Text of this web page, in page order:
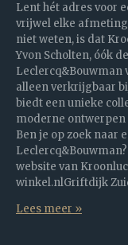
Lent hét adres voor
vrijwel elke afmeting
niet weten, is dat
Yvon Scholten, óók
Leclercq&Bouwman
alleen verkrijgbaar
biedt een unieke
moderne
Ben je op zoek naar
website van
winkel.nlGriftdijk
Lees meer »